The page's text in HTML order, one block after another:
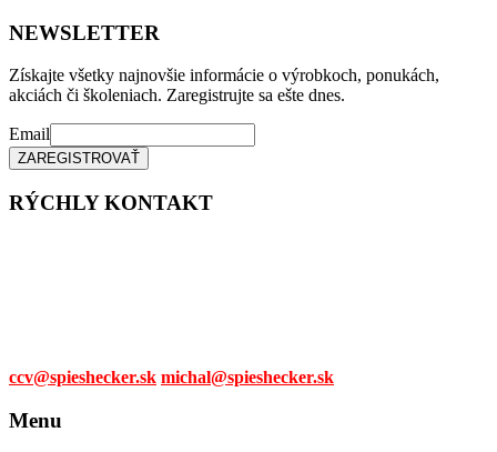
NEWSLETTER
Získajte všetky najnovšie informácie o výrobkoch, ponukách,
akciách či školeniach. Zaregistrujte sa ešte dnes.
Email
RÝCHLY KONTAKT
ccv@spieshecker.sk michal@spieshecker.sk
Menu